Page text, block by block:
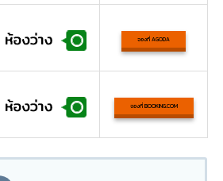
จองที่ AGODA
จองที่ BOOKING.COM